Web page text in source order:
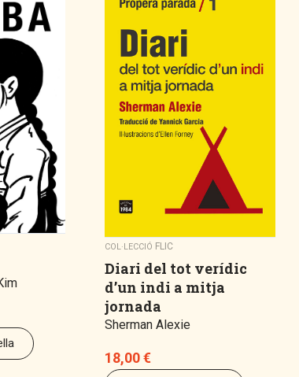
COL·LECCIÓ FLIC
Diari del tot verídic
d’un indi a mitja
jornada
Sherman Alexie
18,00€